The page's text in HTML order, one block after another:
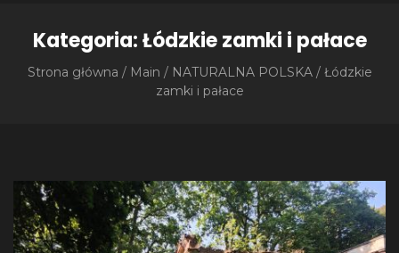
Kategoria:Łódzkie zamki i pałace
Strona główna / Main / NATURALNA POLSKA / Łódzkie
zamki i pałace